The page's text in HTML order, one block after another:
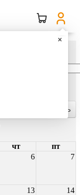
День
чт
пт
6 7
13 14